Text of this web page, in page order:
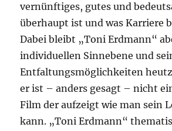
vernünftiges, gutes und
überhaupt ist und was Karriere
Dabei bleibt „Toni Erdmann“
individuellen Sinnebene und
Entfaltungsmöglichkeiten
er ist – anders gesagt – nicht
Film der aufzeigt wie man sein
kann. „Toni Erdmann“